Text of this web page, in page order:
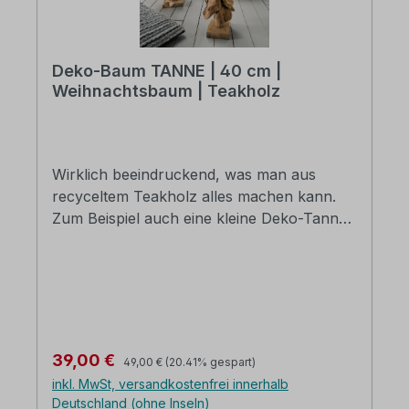
Deko-Baum TANNE | 40 cm |
Weihnachtsbaum | Teakholz
Wirklich beeindruckend, was man aus
recyceltem Teakholz alles machen kann.
Zum Beispiel auch eine kleine Deko-Tanne
Deko für Weihnachten, aber auch während
des restlichen Jahres ein echtes Evergreen.
Bauen Sie doch gleich einen ganzen Deko-
Verkaufspreis:
39,00 € Regulärer Preis:
49,00 € (20.41% gespart)
inkl. MwSt, versandkostenfrei innerhalb
Deutschland (ohne Inseln)